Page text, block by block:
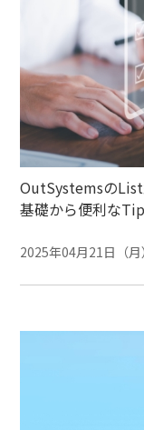
OutSystemsの
基礎から便利な
2025年04月21日（月